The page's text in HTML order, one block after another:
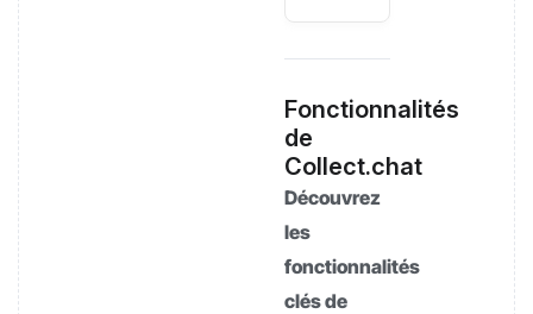
Fonctionnalités
de
Collect.chat
Découvrez
les
fonctionnalités
clés de